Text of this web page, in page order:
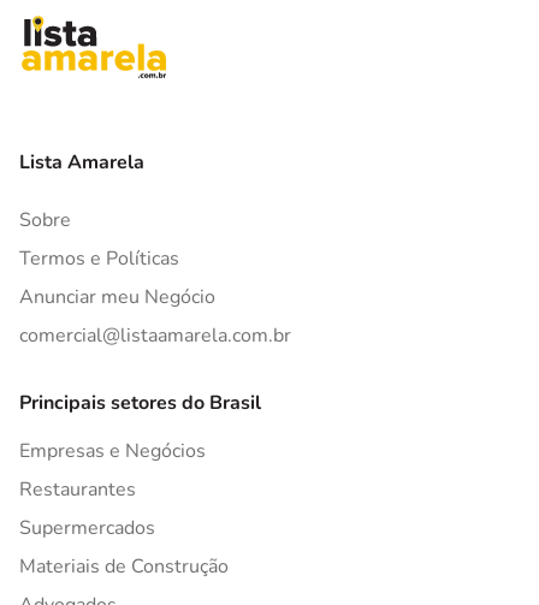
Lista Amarela
Sobre
Termos e Políticas
Anunciar meu Negócio
comercial@listaamarela.com.br
Principais setores do Brasil
Empresas e Negócios
Restaurantes
Supermercados
Materiais de Construção